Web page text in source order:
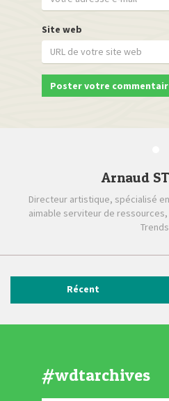
Site web
Arnaud
Directeur artistique, spécialisé
aimable serviteur de
Récent
#wdtarchives